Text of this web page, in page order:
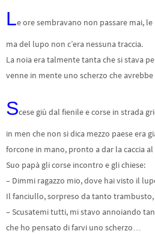
Le ore sembravano non passare mai,
ma del lupo non c’era nessuna traccia.
La noia era talmente tanta che si stava
venne in mente uno scherzo che
Scese giù dal fienile e corse in strada
in men che non si dica mezzo paese era
forcone in mano, pronto a dar la caccia
Suo papà gli corse incontro e gli chiese:
– Dimmi ragazzo mio, dove hai visto il
Il fanciullo, sorpreso da tanto
– Scusatemi tutti, mi stavo annoiando
che ho pensato di farvi uno scherzo…